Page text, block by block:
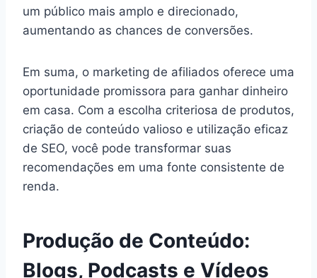
um público mais amplo e direcionado,
aumentando as chances de conversões.
Em suma, o marketing de afiliados oferece uma
oportunidade promissora para ganhar dinheiro
em casa. Com a escolha criteriosa de produtos,
criação de conteúdo valioso e utilização eficaz
de SEO, você pode transformar suas
recomendações em uma fonte consistente de
renda.
Produção de Conteúdo:
Blogs, Podcasts e Vídeos